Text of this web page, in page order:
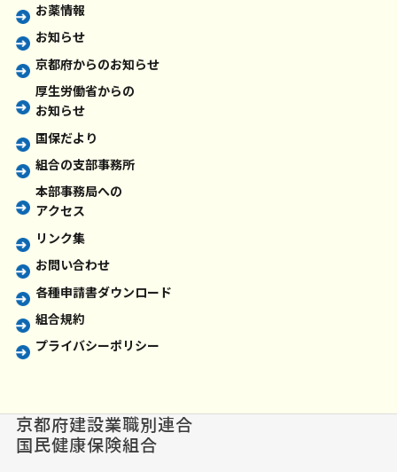
お薬情報
お知らせ
京都府からのお知らせ
厚生労働省からの
お知らせ
国保だより
組合の支部事務所
本部事務局への
アクセス
リンク集
お問い合わせ
各種申請書ダウンロード
組合規約
プライバシーポリシー
京都府建設業職別連合
国民健康保険組合